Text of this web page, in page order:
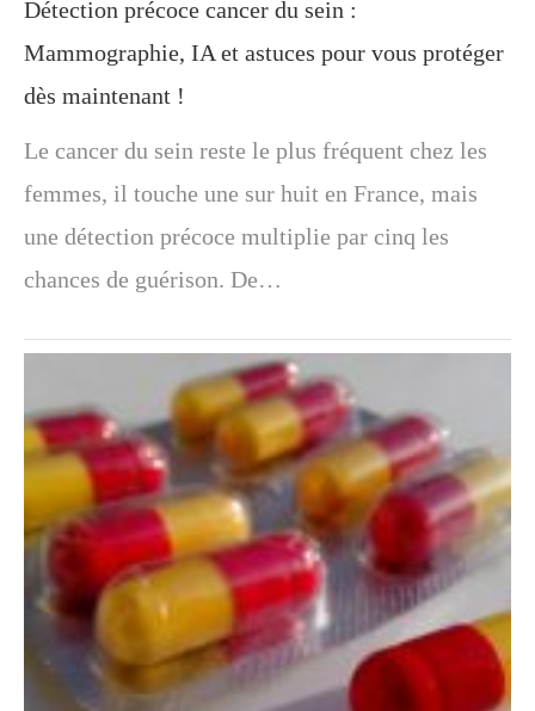
Détection précoce cancer du sein :
Mammographie, IA et astuces pour vous protéger
dès maintenant !
Le cancer du sein reste le plus fréquent chez les
femmes, il touche une sur huit en France, mais
une détection précoce multiplie par cinq les
chances de guérison. De…